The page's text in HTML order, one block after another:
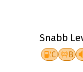
Snabb
C B